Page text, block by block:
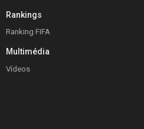
Rankings
Ranking FIFA
Multimédia
Vídeos